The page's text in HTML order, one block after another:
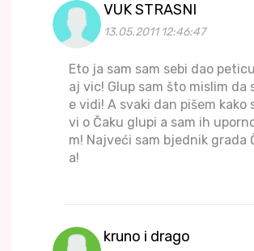
VUK STRASNI
13.05.2011 12:46:47
Eto ja sam sam sebi dao
aj vic! Glup sam što mislim da
e vidi! A svaki dan pišem kako
vi o Čaku glupi a sam ih
m! Najveći sam bjednik grada
a!
kruno i drago